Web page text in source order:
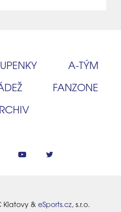
A‑TÝM
FANZONE
Klatovy & eSports.cz, s.r.o.